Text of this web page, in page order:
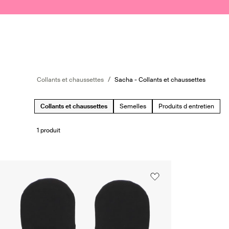
Collants et chaussettes Sacha - Collants et chaussettes
Collants et chaussettes Semelles Produits d entretien
1 produit